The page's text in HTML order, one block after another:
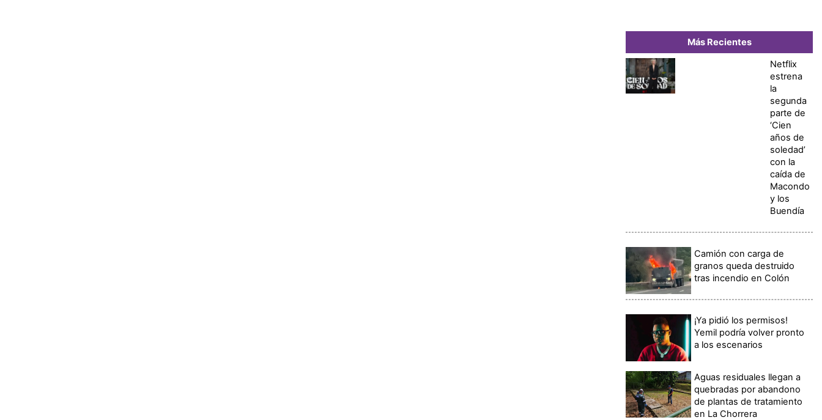
Más Recientes
Netflix
estrena
la
segunda
parte de
‘Cien
años de
soledad’
con la
caída de
Macondo
y los
Buendía
Camión con carga de
granos queda destruido
tras incendio en Colón
¡Ya pidió los permisos!
Yemil podría volver pronto
a los escenarios
Aguas residuales llegan a
quebradas por abandono
de plantas de tratamiento
en La Chorrera